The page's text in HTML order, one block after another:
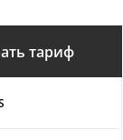
тариф